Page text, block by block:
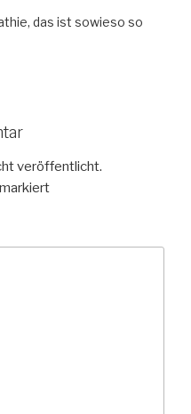
das ist sowieso so
veröffentlicht.
markiert